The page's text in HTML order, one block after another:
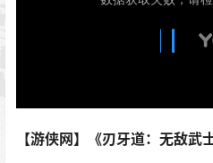
【游侠网】《刃牙道：无敌武